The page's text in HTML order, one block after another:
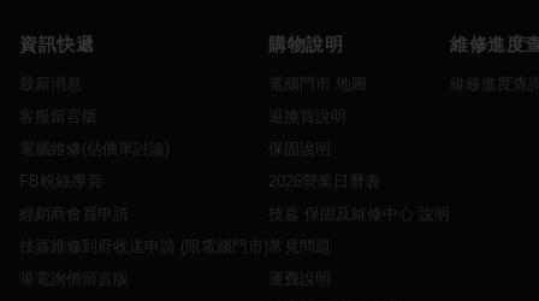
資訊快遞
最新消息
客服留言版
電腦維修(估價單討論)
FB粉絲專頁
經銷商會員申請
技嘉維修到府收送申請 (限電腦門市)
筆電詢價留言版
購物說明
電腦門市 地圖
退換貨說明
保固說明
2026營業日曆表
技嘉 保固及維修中心 說明
常見問題
運費說明
維修進度
維修進度查